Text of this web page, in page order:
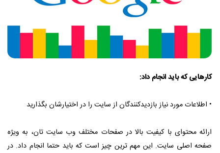
درباره ما
تماس با ما
کارهایی که باید انجام داد:
• اطلاعات مورد نیاز بازدیدکنندگان از سایت را در اختیارشان بگذارید
ارائه محتوای با کیفیت بالا در صفحات مختلف وب سایت تان، به ویژه
صفحه اصلی سایت. این مهم ترین چیز است که باید حتما انجام داد. در